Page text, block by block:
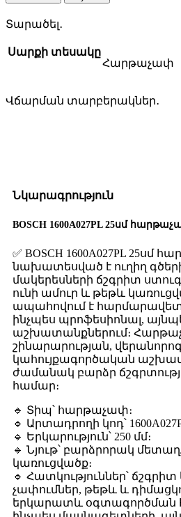
25սմ
հարթաչափ
quantity
Տարածել․
Սարքի տեսակը
Հարթաչափ
Վճարման տարբերակներ․
Նկարագրություն
BOSCH 1600A027PL 25սմ
✅ BOSCH 1600A027PL 25սմ
նախատեսված է ուղիղ
մակերեսների ճշգրիտ
ունի ամուր և թեթև
ապահովում է
ինչպես պրոֆեսիոնալ,
աշխատանքներում։
շինարարության,
կահույքագործական
ժամանակ բարձր
համար։
🔹 Տիպ՝ հարթաչափ։
🔹 Արտադրողի կոդ՝
🔹 Երկարություն՝ 250 մմ։
🔹 Նյութ՝ բարձրորակ մետաղ/
կառուցվածք։
🔹 Հատկություններ՝
չափումներ, թեթև և
երկարատև օգտագործման